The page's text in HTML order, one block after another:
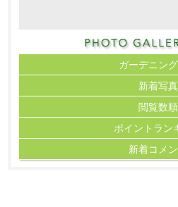
ガーデニン
新着写真
閲覧数順
ポイント ラン
新着コメ